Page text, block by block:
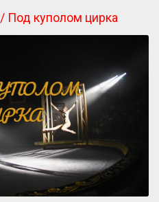
/ Под куполом цирка